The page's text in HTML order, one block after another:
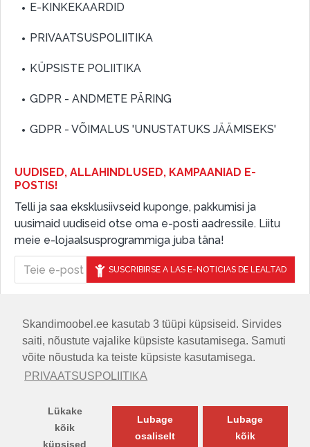
Skandimoobel.ee kasutab 3 tüüpi küpsiseid. Sirvides
saiti, nõustute vajalike küpsiste kasutamisega. Samuti
võite nõustuda ka teiste küpsiste kasutamisega.
PRIVAATSUSPOLIITIKA
Lükake
kõik
küpsised
Lubage
osaliselt
Lubage
kõik
E-KINKEKAARDID
PRIVAATSUSPOLIITIKA
KÜPSISTE POLIITIKA
GDPR - ANDMETE PÄRING
GDPR - VÕIMALUS 'UNUSTATUKS JÄÄMISEKS'
UUDISED, ALLAHINDLUSED, KAMPAANIAD E-
POSTIS!
Telli ja saa eksklusiivseid kuponge, pakkumisi ja
uusimaid uudiseid otse oma e-posti aadressile. Liitu
meie e-lojaalsusprogrammiga juba täna!
SUSCRIBIRSE A LAS E-NOTICIAS DE LEALTAD
JÄLGIGE MEID SOTSIAALMEEDIAS